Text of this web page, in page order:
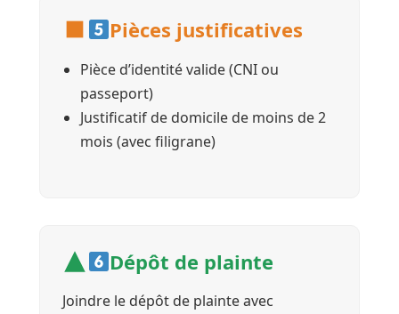
Pièces justificatives
Pièce d’identité valide (CNI ou
passeport)
Justificatif de domicile de moins de 2
mois (avec filigrane)
Dépôt de plainte
Joindre le dépôt de plainte avec